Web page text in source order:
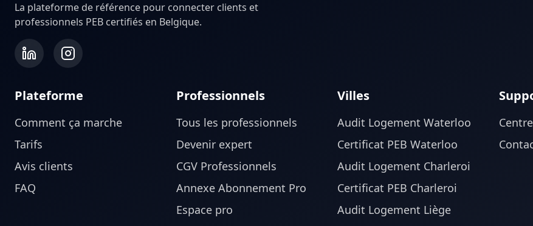
La plateforme de référence pour connecter clients et
professionnels PEB certifiés en Belgique.
Plateforme
Comment ça marche
Tarifs
Avis clients
FAQ
Professionnels
Tous les professionnels
Devenir expert
CGV Professionnels
Annexe Abonnement Pro
Espace pro
Villes
Audit Logement Waterloo
Certificat PEB Waterloo
Audit Logement Charleroi
Certificat PEB Charleroi
Audit Logement Liège